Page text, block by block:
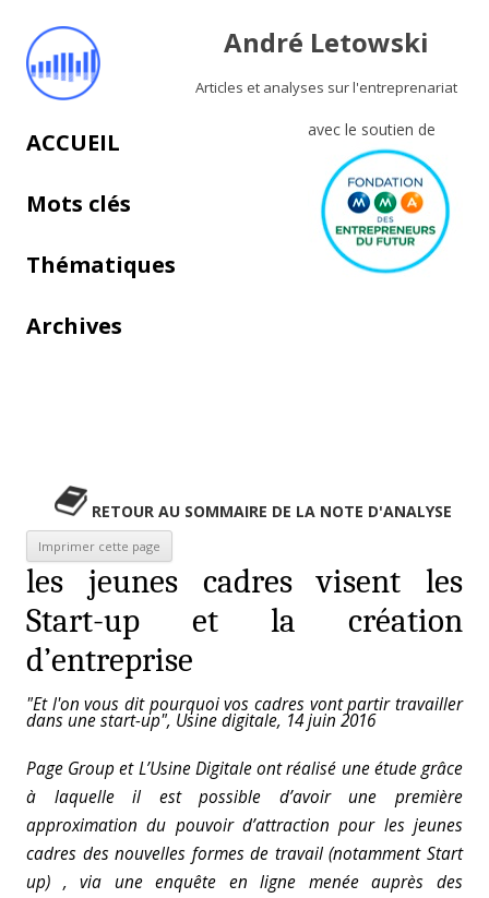
André Letowski
Articles et analyses sur l'entreprenariat
avec le soutien de
Aller au contenu principal
ACCUEIL
Mots clés
Thématiques
Archives
RETOUR AU SOMMAIRE DE LA NOTE D'ANALYSE
les jeunes cadres visent les
Start-up et la création
d’entreprise
"Et l'on vous dit pourquoi vos cadres vont partir travailler
dans une start-up", Usine digitale, 14 juin 2016
Page Group et L’Usine Digitale ont réalisé une étude grâce
à laquelle il est possible d’avoir une première
approximation du pouvoir d’attraction pour les jeunes
cadres des nouvelles formes de travail (notamment Start
up) , via une enquête en ligne menée auprès des